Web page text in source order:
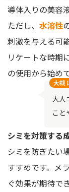
導体入りの美容
ただし、 水溶性
刺激を与える可
リケートな時期
の使用から始め
大槻
大人
こと
シミを対策する
シミを防ぎたい
すすめです。メ
ぐ効果が期待で